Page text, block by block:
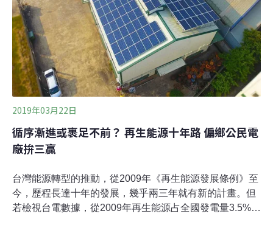
源局在2018年提出原住民地區及偏鄉地
2019年03月22日
循序漸進或裹足不前？ 再生能源十年路 偏鄉公民電
廠拚三贏
台灣能源轉型的推動，從2009年《再生能源發展條例》至
今，歷程長達十年的發展，幾乎兩三年就有新的計畫。但
若檢視台電數據，從2009年再生能源占全國發電量3.5%，